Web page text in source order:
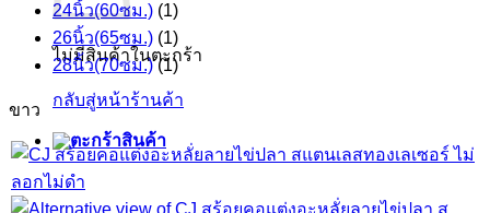
ไม่มีสินค้าในตะกร้า
กลับสู่หน้าร้านค้า
24นิ้ว(60ซม.) (1)
26นิ้ว(65ซม.) (1)
28นิ้ว(70ซม.) (1)
ขาว